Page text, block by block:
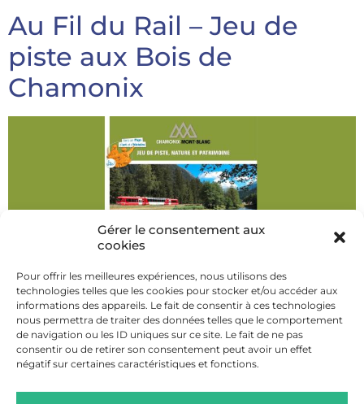
Gérer le consentement aux
cookies
Pour offrir les meilleures expériences, nous utilisons des
technologies telles que les cookies pour stocker et/ou accéder aux
informations des appareils. Le fait de consentir à ces technologies
nous permettra de traiter des données telles que le comportement
de navigation ou les ID uniques sur ce site. Le fait de ne pas
consentir ou de retirer son consentement peut avoir un effet
négatif sur certaines caractéristiques et fonctions.
Au Fil du Rail – Jeu de
piste aux Bois de
Chamonix
Un parcours ludique et instructif de 5km à faire seul
ou en famille à pied ou à vélo pour découvrir les Bois
de Chamonix.
Les dépliants des jeux de piste sont disponibles